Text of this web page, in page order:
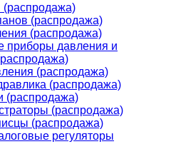
(распродажа)
(распродажа)
приборы давления и
(распродажа)
(распродажа)
(распродажа)
(распродажа)
(распродажа)
регуляторы